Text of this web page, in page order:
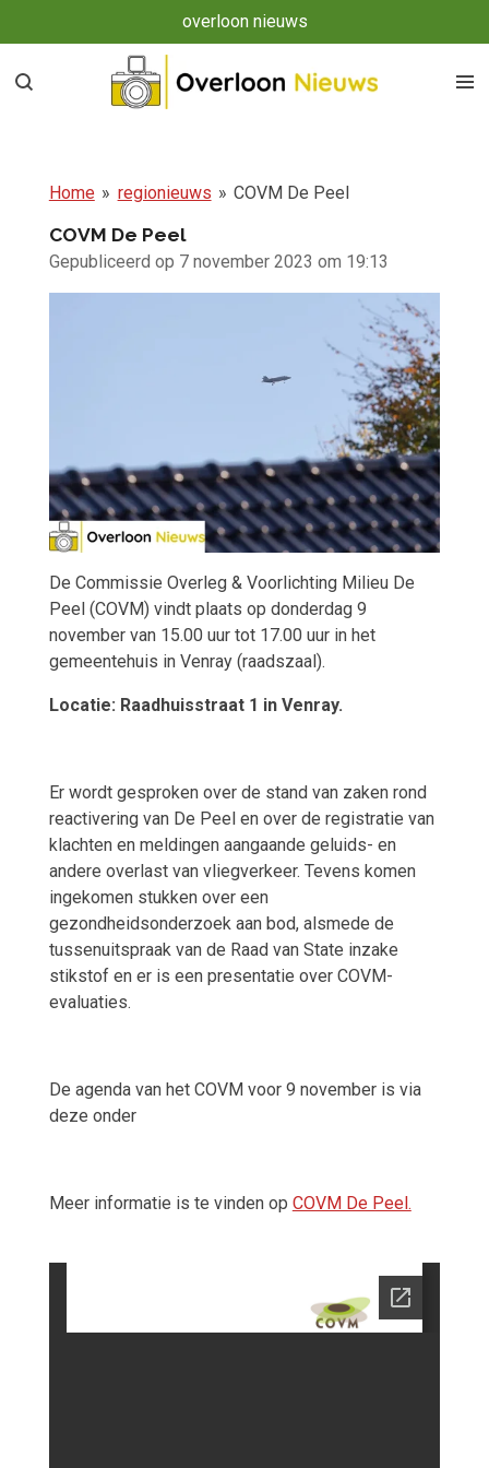
direct
naar
overloon nieuws
Home » regionieuws » COVM De Peel
COVM De Peel
Gepubliceerd op 7 november 2023 om 19:13
De Commissie Overleg & Voorlichting Milieu De
Peel (COVM) vindt plaats op donderdag 9
november van 15.00 uur tot 17.00 uur in het
gemeentehuis in Venray (raadszaal).
Locatie: Raadhuisstraat 1 in Venray.
Er wordt gesproken over de stand van zaken rond
reactivering van De Peel en over de registratie van
klachten en meldingen aangaande geluids- en
andere overlast van vliegverkeer. Tevens komen
ingekomen stukken over een
gezondheidsonderzoek aan bod, alsmede de
tussenuitspraak van de Raad van State inzake
stikstof en er is een presentatie over COVM-
evaluaties.
De agenda van het COVM voor 9 november is via
deze onder
Meer informatie is te vinden op COVM De Peel.